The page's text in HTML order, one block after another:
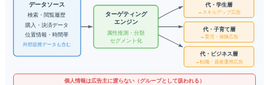
データソース
検索・閲覧履歴
購入・決済データ
位置情報・時間帯
外部提携データも含む
ターゲティング
エンジン
属性推測・分類
セグメント化
20代・学生層
→ スキルアップ広告
30代・子育て層
→ 育児・保険広告
40代・ビジネス層
→ 転職・資産運用広告
個人情報は広告主に渡らない（グループとして扱われる）